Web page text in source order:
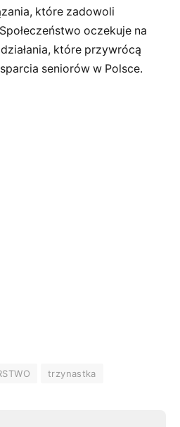
które zadowoli
oczekuje na
które przywrócą
seniorów w Polsce.
trzynastka